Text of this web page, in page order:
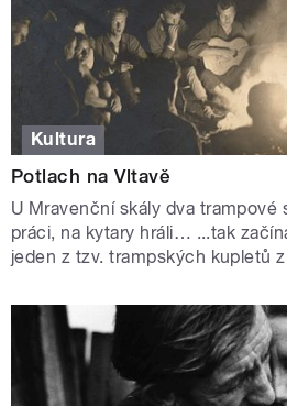
Kultura
Potlach na Vltavě
U Mravenční skály dva trampové
práci, na kytary hráli… ...tak
jeden z tzv. trampských kupletů